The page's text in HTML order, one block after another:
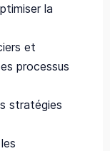
la
et
processus
stratégies